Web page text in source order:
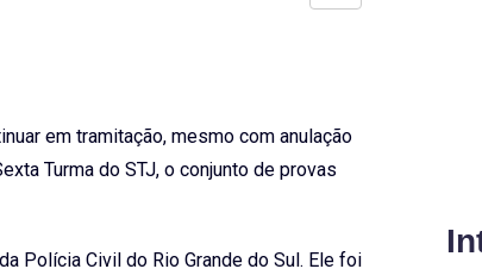
em tramitação, mesmo com anulação
Turma do STJ, o conjunto de provas
Polícia Civil do Rio Grande do Sul. Ele foi